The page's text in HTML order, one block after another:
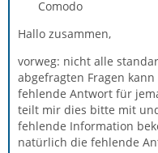
Comodo
Hallo zusammen,
vorweg: nicht alle
abgefragten Fragen
fehlende Antwort für
teilt mir dies bitte mit
fehlende Information
natürlich die fehlende